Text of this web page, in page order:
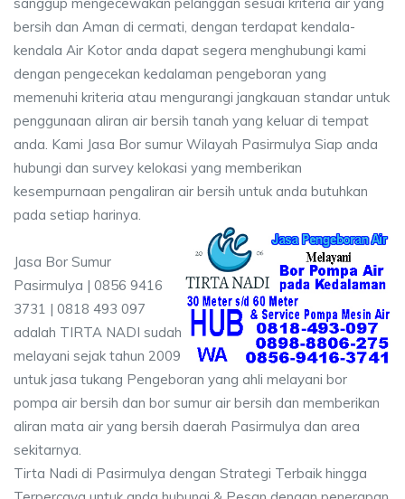
bersih dan Aman di cermati, dengan terdapat kendala-
kendala Air Kotor anda dapat segera menghubungi kami
dengan pengecekan kedalaman pengeboran yang
memenuhi kriteria atau mengurangi jangkauan standar untuk
penggunaan aliran air bersih tanah yang keluar di tempat
anda. Kami Jasa Bor sumur Wilayah Pasirmulya Siap anda
hubungi dan survey kelokasi yang memberikan
kesempurnaan pengaliran air bersih untuk anda butuhkan
pada setiap harinya.
Jasa Bor Sumur
Pasirmulya | 0856 9416
3731 | 0818 493 097
adalah TIRTA NADI sudah
melayani sejak tahun 2009
untuk jasa tukang Pengeboran yang ahli melayani bor
pompa air bersih dan bor sumur air bersih dan memberikan
aliran mata air yang bersih daerah Pasirmulya dan area
sekitarnya.
Tirta Nadi di Pasirmulya dengan Strategi Terbaik hingga